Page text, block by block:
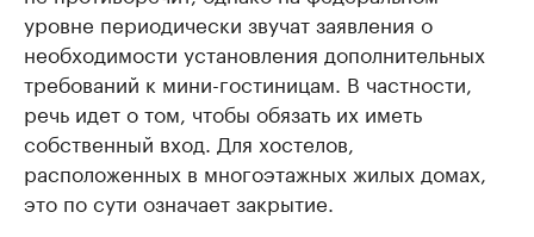
уровне периодически звучат заявления о
необходимости установления дополнительных
требований к мини-гостиницам. В частности,
речь идет о том, чтобы обязать их иметь
собственный вход. Для хостелов,
расположенных в многоэтажных жилых домах,
это по сути означает закрытие.